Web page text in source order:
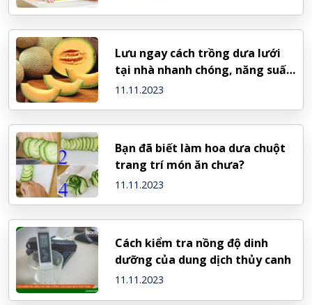
Lưu ngay cách trồng dưa lưới
tại nhà nhanh chóng, năng suất
cao
11.11.2023
Bạn đã biết làm hoa dưa chuột
trang trí món ăn chưa?
11.11.2023
Cách kiểm tra nồng độ dinh
dưỡng của dung dịch thủy canh
11.11.2023